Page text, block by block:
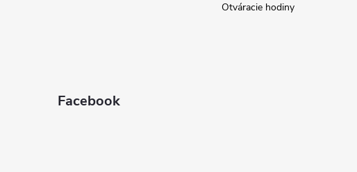
Otváracie hodiny
Facebook